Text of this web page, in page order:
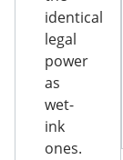
identical
legal
power
as
wet-
ink
ones.